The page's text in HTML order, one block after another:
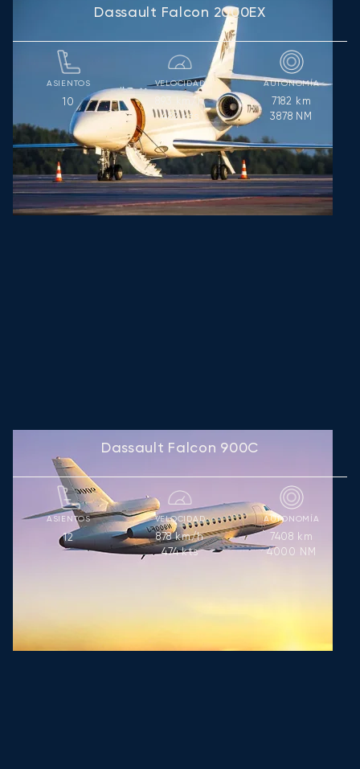
Dassault Falcon 2000EX
ASIENTOS
10
VELOCIDAD
km/h
482kts
AUTONOMÍA
7182 km
3878 NM
Dassault Falcon 900C
ASIENTOS
12
VELOCIDAD
878km/h
474kts
AUTONOMÍA
7408 km
4000 NM